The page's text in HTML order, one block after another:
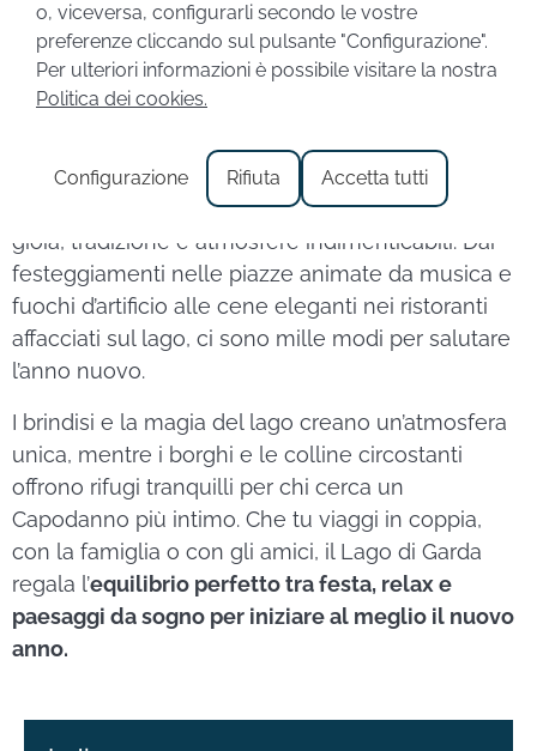
Capodanno al Lago di
Il Capodanno al Lago di Garda è un momento di
gioia, tradizione e atmosfere indimenticabili. Dai
festeggiamenti nelle piazze animate da musica e
fuochi d’artificio alle cene eleganti nei ristoranti
affacciati sul lago, ci sono mille modi per salutare
l’anno nuovo.
I brindisi e la magia del lago creano un’atmosfera
unica, mentre i borghi e le colline circostanti
offrono rifugi tranquilli per chi cerca un
Capodanno più intimo. Che tu viaggi in coppia,
con la famiglia o con gli amici, il Lago di Garda
regala l’equilibrio perfetto tra festa, relax e
paesaggi da sogno per iniziare al meglio il nuovo
anno.
o, viceversa, configurarli secondo le vostre
preferenze cliccando sul pulsante "Configurazione".
Per ulteriori informazioni è possibile visitare la nostra
Politica dei cookies.
Configurazione Rifiuta Accetta tutti